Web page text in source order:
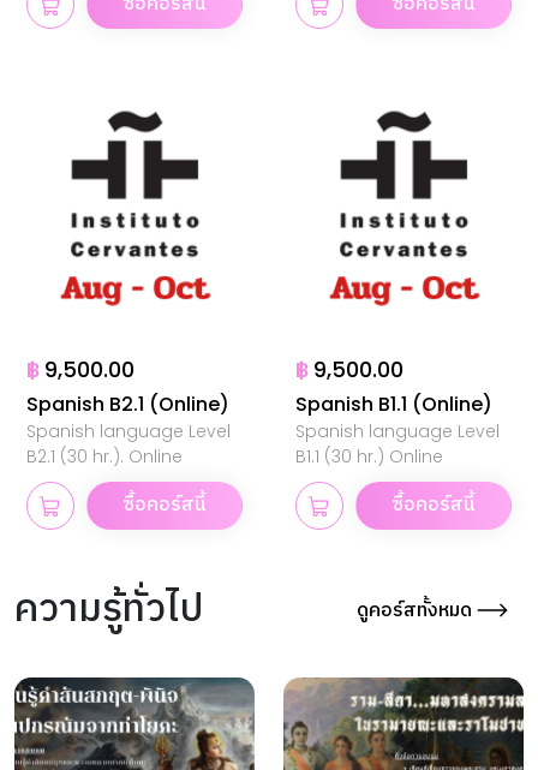
฿ 9,500.00
Spanish B2.1 (Online)
Spanish language Level
B2.1 (30 hr.). Online
ซื้อคอร์สนี้
฿ 9,500.00
Spanish B1.1 (Online)
Spanish language Level
B1.1 (30 hr.) Online
ซื้อคอร์สนี้
ความรู้ทั่วไป ดูคอร์สทั้งหมด